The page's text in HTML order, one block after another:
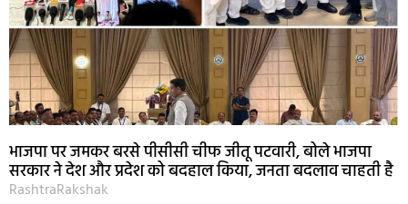
भाजपा पर जमकर बरसे पीसीसी चीफ जीतू पटवारी, बोले भाजपा
सरकार ने देश और प्रदेश को बदहाल किया, जनता बदलाव चाहती है
RashtraRakshak